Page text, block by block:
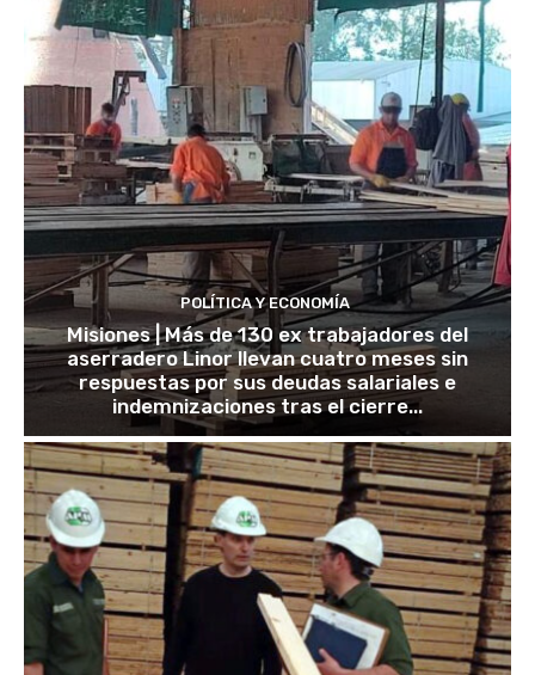
POLÍTICA Y ECONOMÍA
Misiones | Más de 130 ex trabajadores del
aserradero Linor llevan cuatro meses sin
respuestas por sus deudas salariales e
indemnizaciones tras el cierre...